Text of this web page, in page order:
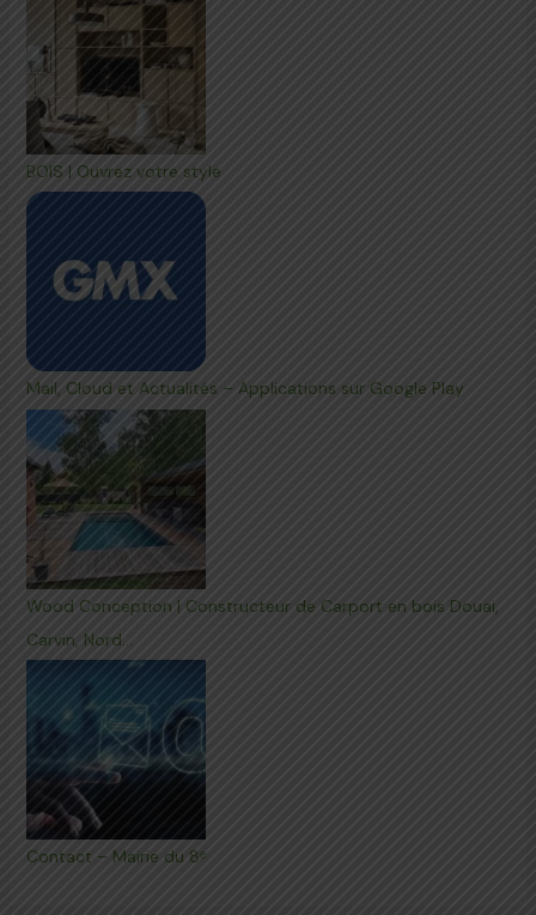
BOIS | Ouvrez votre style
Mail, Cloud et Actualités – Applications sur Google Play
Wood Conception | Constructeur de Carport en bois Douai,
Carvin, Nord…
Contact – Mairie du 8ᵉ